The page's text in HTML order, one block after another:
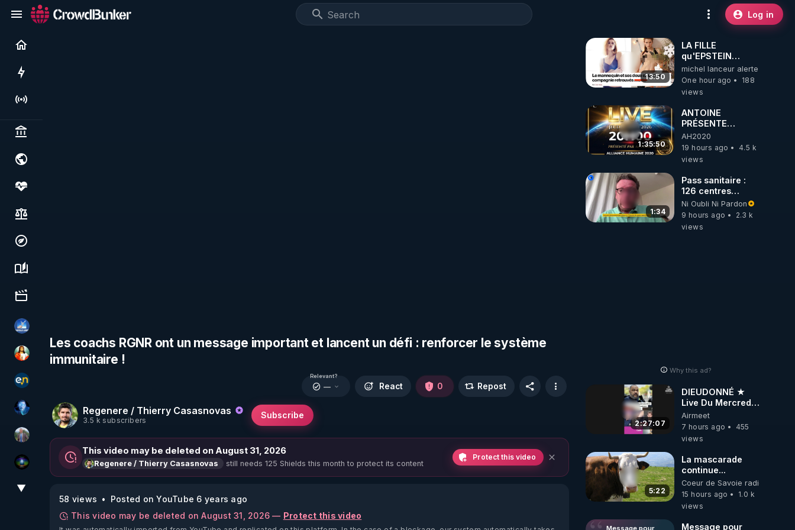
Log in
Live
Politics & institutions
Society, justice & freedoms
Economy, environment & technology
Science, history & spirituality
Culture, media & entertainment
PAROLE LIBRE
L'autre son de cloche
essentiel.news
AH2020
Nicolas BOUVIER
WakeUp
▼
Les coachs RGNR ont un message important et lancent un défi : renforcer le système
immunitaire !
Regenere / Thierry Casasnovas
3.5 k subscribers
Subscribe
Relevant?
— React 0 Repost
This video may be deleted on August 31, 2026
Regenere / Thierry Casasnovas still needs 125 Shields this month to protect its content
Protect this video
58 views
Posted on YouTube 6 years ago
This video may be deleted on August 31, 2026 — Protect this video
13:50
LA FILLE
qu'EPSTEIN
VOULAIT CACHER
michel lanceur alerte
One hour ago
188
views
1:35:50
ANTOINE
PRÉSENTE
AH2020 LE LIVE
20H ***DU
06/08/2026***
AH2020
19 hours ago
4.5 k
views
1:34
Pass sanitaire :
126 centres
commerciaux
concernés par
l'obligation dans
Ni Oubli Ni Pardon
9 hours ago
2.3 k
views
Why this ad?
2:27:07
DIEUDONNÉ ★
Live Du Mercredi
5 Août 2026
Airmeet
7 hours ago
455
views
5:22
La mascarade
continue...
Coeur de Savoie radioweb TV
15 hours ago
1.0 k
views
Message pour
Message pour